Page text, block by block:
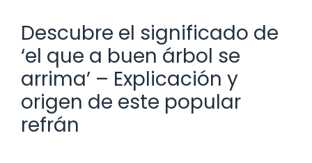
Descubre el significado de
‘el que a buen árbol se
arrima’ – Explicación y
origen de este popular
refrán